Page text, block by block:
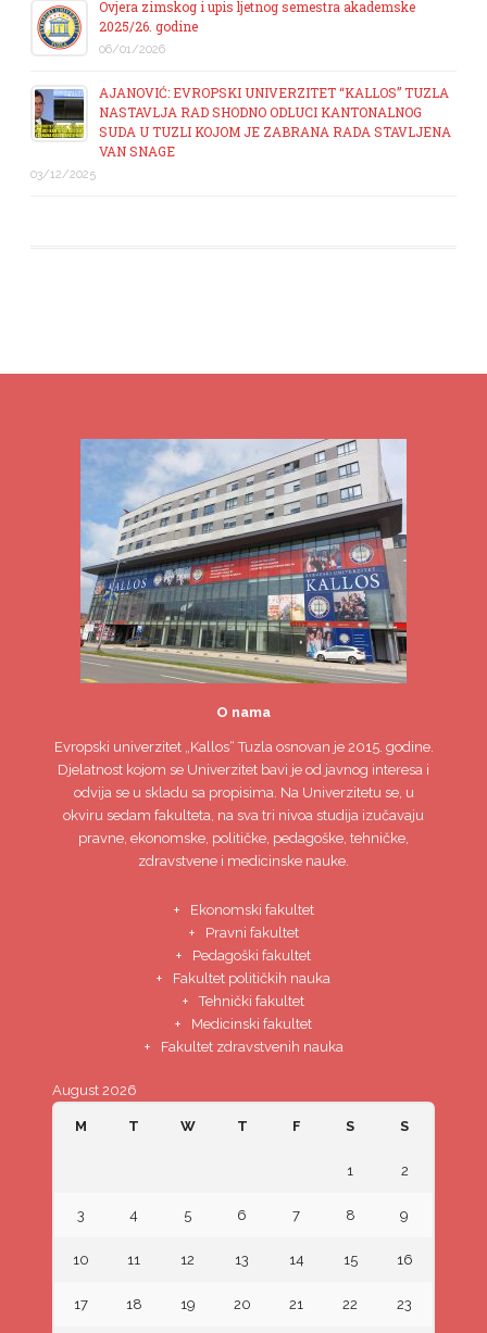
Ovjera zimskog i upis ljetnog semestra akademske
2025/26. godine
06/01/2026
AJANOVIĆ: EVROPSKI UNIVERZITET “KALLOS” TUZLA
NASTAVLJA RAD SHODNO ODLUCI KANTONALNOG
SUDA U TUZLI KOJOM JE ZABRANA RADA STAVLJENA
VAN SNAGE
03/12/2025
O nama
Evropski univerzitet„Kallos“ Tuzla osnovan je 2015. godine.
Djelatnost kojom se Univerzitet bavi je od javnog interesa i
odvija se u skladu sa propisima. Na Univerzitetu se, u
okviru sedam fakulteta, na sva tri nivoa studija izučavaju
pravne, ekonomske, političke, pedagoške, tehničke,
zdravstvene i medicinske nauke.
Ekonomski fakultet
Pravni fakultet
Pedagoški fakultet
Fakultet političkih nauka
Tehnički fakultet
Medicinski fakultet
Fakultet zdravstvenih nauka
August 2026
M T W T F S S
1 2
3 4 5 6 7 8 9
10 11 12 13 14 15 16
17 18 19 20 21 22 23